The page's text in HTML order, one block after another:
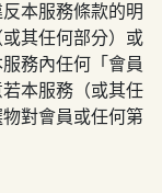
本服務條款的明
其任何部分）或
務內任何「會員
本服務（或其任
物對會員或任何第